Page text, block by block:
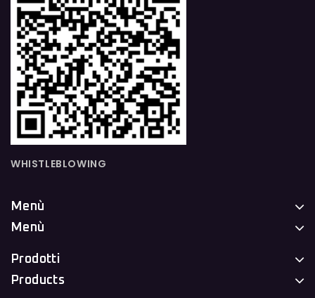
WHISTLEBLOWING
Menù
Menù
Prodotti
Products